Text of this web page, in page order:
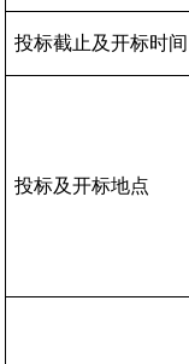
投标截止及开标时间
投标及开标地点